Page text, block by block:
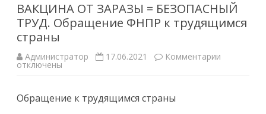
ВАКЦИНА ОТ ЗАРАЗЫ = БЕЗОПАСНЫЙ
ТРУД. Обращение ФНПР к трудящимся
страны
Администратор 17.06.2021 Комментарии
отключены
Обращение к трудящимся страны